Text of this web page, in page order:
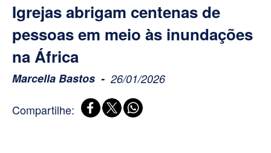
Igrejas abrigam centenas de
pessoas em meio às inundações
na África
Marcella Bastos 26/01/2026
Compartilhe: